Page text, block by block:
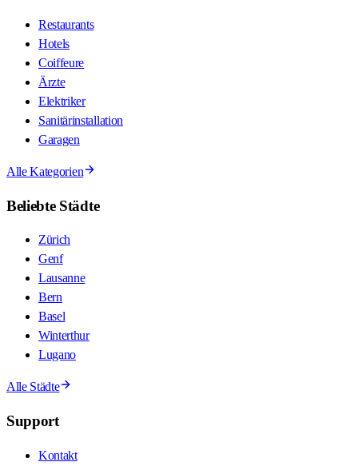
Restaurants
Hotels
Coiffeure
Ärzte
Elektriker
Sanitärinstallation
Garagen
Alle Kategorien
Beliebte Städte
Zürich
Genf
Lausanne
Bern
Basel
Winterthur
Lugano
Alle Städte
Support
Kontakt